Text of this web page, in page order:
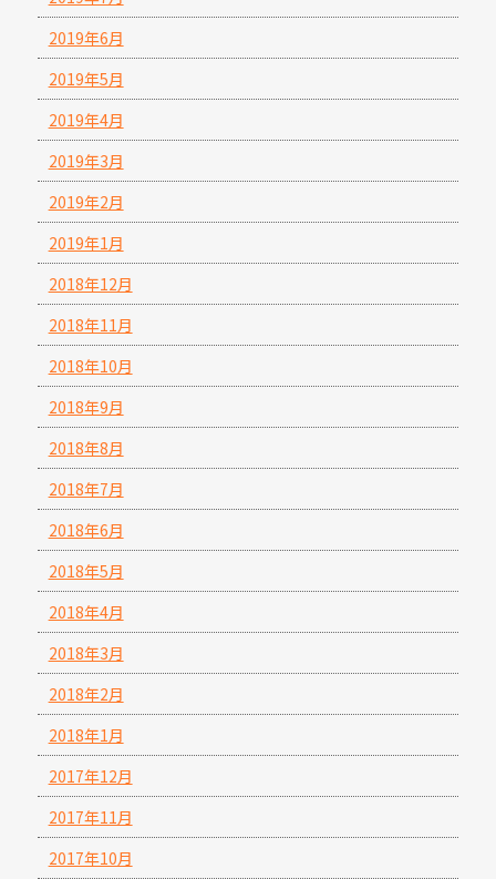
2019年6月
2019年5月
2019年4月
2019年3月
2019年2月
2019年1月
2018年12月
2018年11月
2018年10月
2018年9月
2018年8月
2018年7月
2018年6月
2018年5月
2018年4月
2018年3月
2018年2月
2018年1月
2017年12月
2017年11月
2017年10月